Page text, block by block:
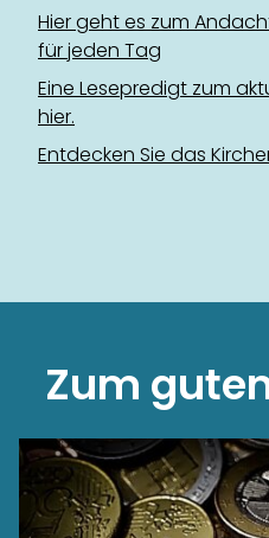
Hier geht es zum
für jeden Tag
Eine Lesepredigt zum
hier.
Entdecken Sie das
Zum